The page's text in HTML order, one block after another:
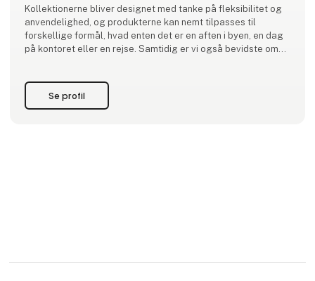
Kollektionerne bliver designet med tanke på fleksibilitet og
anvendelighed, og produkterne kan nemt tilpasses til
forskellige formål, hvad enten det er en aften i byen, en dag
på kontoret eller en rejse. Samtidig er vi også bevidste om
Se profil